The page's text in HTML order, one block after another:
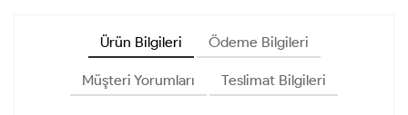
Ürün Bilgileri Ödeme Bilgileri
Müşteri Yorumları Teslimat Bilgileri